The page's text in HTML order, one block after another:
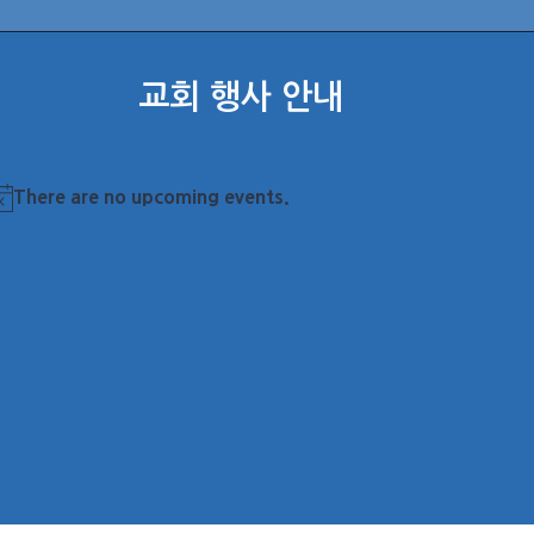
교회 행사 안내
There are no upcoming events.